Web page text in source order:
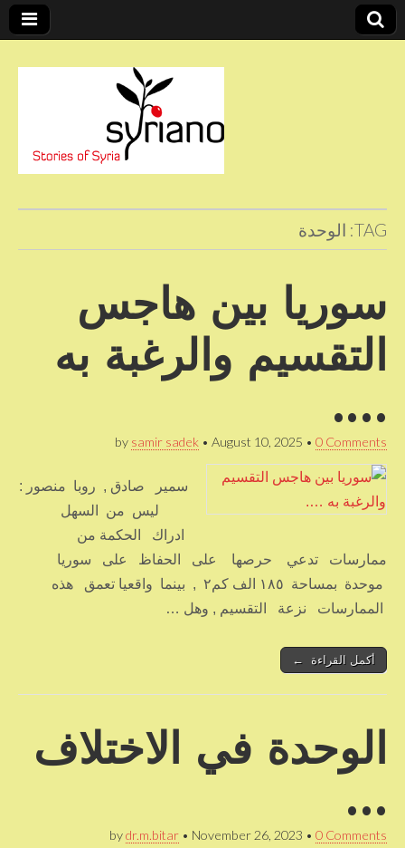
TAG: الوحدة
سوريا بين هاجس
التقسيم والرغبة به
….
by samir sadek • August 10, 2025 • 0 Comments
سمير صادق , روبا منصور :
ليس من السهل
ادراك الحكمة من
ممارسات تدعي حرصها على الحفاظ على سوريا
موحدة بمساحة ١٨٥ الف كم٢ , بينما واقعيا تعمق هذه
الممارسات نزعة التقسيم , وهل …
أكمل القراءة ←
الوحدة في الاختلاف
…
bydr.m.bitar • November 26, 2023 • 0 Comments